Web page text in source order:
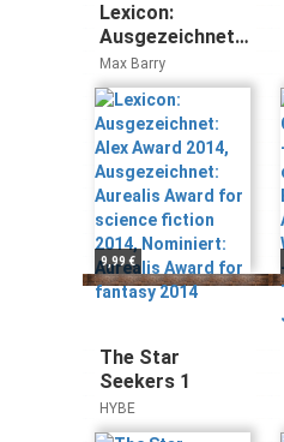
Lexicon:
Ausgezeichnet:
Alex Award
2014,
Ausgezeichnet:
Aurealis Award
for science
fiction 2014,
Nominiert:
Aurealis Award
for fantasy 2014
Max Barry
9,99 €
The Star
Seekers 1
HYBE